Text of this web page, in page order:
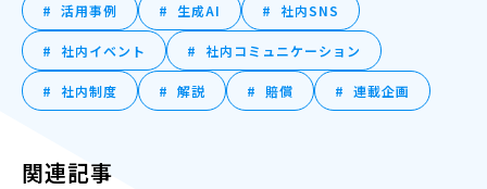
活用事例 生成AI 社内SNS
社内イベント 社内コミュニケーション
社内制度 解説 賠償 連載企画
関連記事